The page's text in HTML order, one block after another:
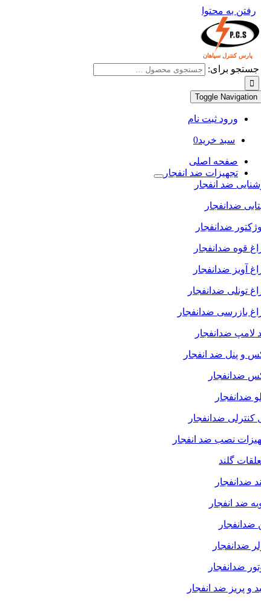
رفتن به محتوا
جستجو برای:
Toggle Navigation
ورود ثبت نام
سبد خرید0
صفحه اصلی
تجهیزات ضد انفجار
ضد انفجار
ضدانفجار
ضدانفجار
قوه ضدانفجار
آویز ضدانفجار
تونلی ضدانفجار
بازرسی ضدانفجار
لامپ ضدانفجار
و پنل ضد انفجار
ضدانفجار
ضدانفجار
کنترلی ضدانفجار
نصب ضد انفجار
گلند
ضدانفجار
ضد انفجار
ضدانفجار
ضدانفجار
ضدانفجار
و پریز ضد انفجار